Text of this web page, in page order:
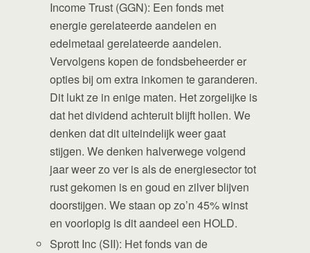
Income Trust (GGN): Een fonds met
energie gerelateerde aandelen en
edelmetaal gerelateerde aandelen.
Vervolgens kopen de fondsbeheerder er
opties bij om extra inkomen te garanderen.
Dit lukt ze in enige maten. Het zorgelijke is
dat het dividend achteruit blijft hollen. We
denken dat dit uiteindelijk weer gaat
stijgen. We denken halverwege volgend
jaar weer zo ver is als de energiesector tot
rust gekomen is en goud en zilver blijven
doorstijgen. We staan op zo’n 45% winst
en voorlopig is dit aandeel een HOLD.
Sprott Inc (SII): Het fonds van de